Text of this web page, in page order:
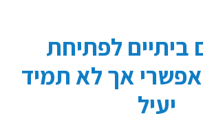
ביתיים לפתיחת
אך לא תמיד
יעיל